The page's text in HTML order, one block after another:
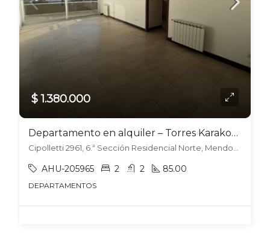
$ 1.380.000
Departamento en alquiler – Torres Karakorum, Sexta sección.
Cipolletti 2961, 6.ª Sección Residencial Norte, Mendoza
AHU-205965 2 2 85.00
DEPARTAMENTOS